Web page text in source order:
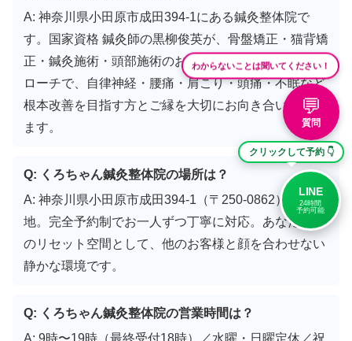
A: 神奈川県小田原市成田394-1にある鍼灸整体院で
す。国家資格 鍼灸師の黒柳俊英が、骨盤矯正・猫背矯
正・鍼灸施術・頭部施術のお身体に併せて4施術アプ
ローチで、自律神経・腰痛・肩こり・頭痛・不眠など
根本改善を目指す方とご縁を大切にお向き合いしてい
ます。
Q: くろちゃん鍼灸整体院の場所は？
A: 神奈川県小田原市成田394-1（〒250-0862）に立
地。完全予約制でお一人ずつ丁寧に対応。あなただけ
のリセット空間として、他のお客様と顔を合わせない
静かな環境です。
Q: くろちゃん鍼灸整体院の営業時間は？
わからないことは聞いてください！
💬
質問
クリックして予約 👇
LINE
24時間
予約可能